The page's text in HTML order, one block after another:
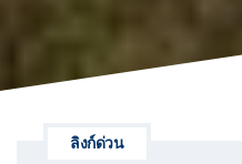
ลิงก์ด่วน